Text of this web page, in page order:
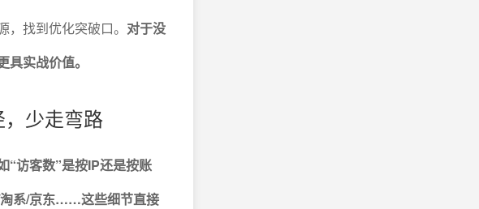
找到优化突破口。 对于没
实战价值。
少走弯路
访客数”是按IP还是按账
淘系/京东……这些细节直接